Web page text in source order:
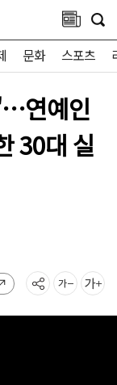
문화 스포츠
연예인
30대 실